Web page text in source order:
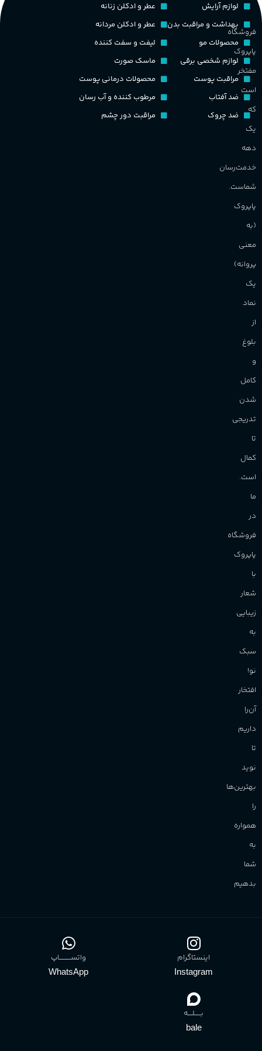
اکسترکت دو پرفیوم
گروه بویایی میوه ای
ماندگاری
برند
فروشگاه
پاپروک
مفتخر
است
که
یک
دهه
خدمت‌رسان
شماست.
پاپروک
(به
معنی
پروانه)
یک
نماد
از
بلوغ
و
کامل
شدن
تدریجی
تا
کمال
است.
ما
در
فروشگاه
پاپروک
با
شعار
زیبایی
به
سبک
نو!
افتخار
آن‌را
داریم
تا
نوید
بهترین‌ها
را
همواره
به
شما
بدهیم
لوازم آرایش
بهداشت و مراقبت بدن
محصولات مو
لوازم شخصی برقی
مراقبت پوست
ضد آفتاب
ضد چروک
عطر و ادکلن زنانه
عطر و ادکلن مردانه
لیفت و سفت کننده
ماسک صورت
محصولات درمانی پوست
مرطوب کننده و آب رسان
مراقبت دور چشم
اینستاگرام
Instagram
واتســــــــــاپ
WhatsApp
بـــــلــــه
bale